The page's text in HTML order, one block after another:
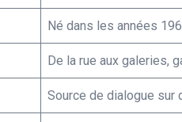
Né dans les années
De la rue aux galeries,
Source de dialogue